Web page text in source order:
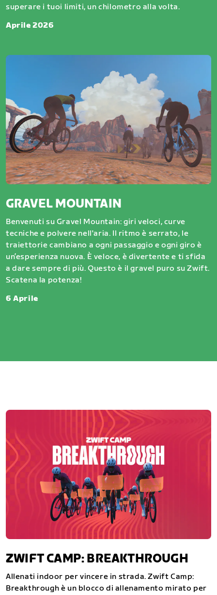
superare i tuoi limiti, un chilometro alla volta.
Aprile 2026
GRAVEL MOUNTAIN
Benvenuti su Gravel Mountain: giri veloci, curve
tecniche e polvere nell'aria. Il ritmo è serrato, le
traiettorie cambiano a ogni passaggio e ogni giro è
un’esperienza nuova. È veloce, è divertente e ti sfida
a dare sempre di più. Questo è il gravel puro su Zwift.
Scatena la potenza!
6 Aprile
ZWIFT CAMP: BREAKTHROUGH
Allenati indoor per vincere in strada. Zwift Camp:
Breakthrough è un blocco di allenamento mirato per